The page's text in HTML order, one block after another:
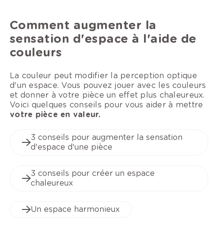
Comment augmenter la
sensation d'espace à l'aide de
couleurs
La couleur peut modifier la perception optique
d'un espace. Vous pouvez jouer avec les couleurs
et donner à votre pièce un effet plus chaleureux.
Voici quelques conseils pour vous aider à mettre
votre pièce en valeur.
3 conseils pour augmenter la sensation
d'espace d'une pièce
3 conseils pour créer un espace
chaleureux
Un espace harmonieux